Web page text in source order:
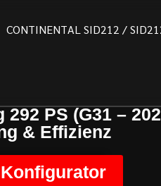
CONTINENTAL SID21 2 / SID21
PS (G31 –
& Effizienz